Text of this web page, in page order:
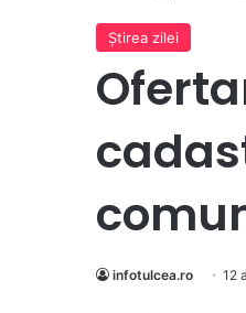
Ştirea zilei
infotulcea.ro 12